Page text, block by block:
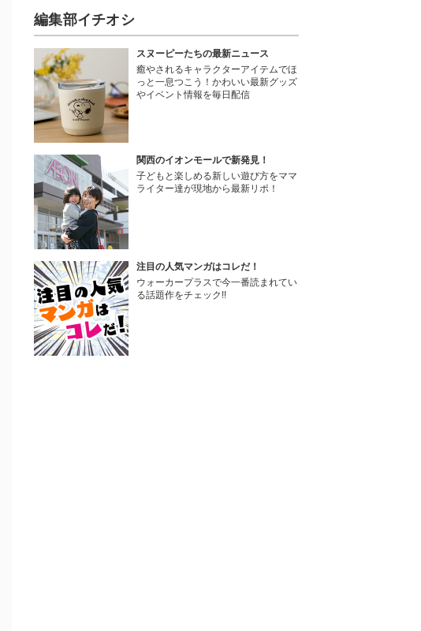
編集部イチオシ
スヌーピーたちの最新ニュース
癒やされるキャラクターアイテムでほ
っと一息つこう！かわいい最新グッズ
やイベント情報を毎日配信
関西のイオンモールで新発見！
子どもと楽しめる新しい遊び方をママ
ライター達が現地から最新リポ！
注目の人気マンガはコレだ！
ウォーカープラスで今一番読まれてい
る話題作をチェック!!